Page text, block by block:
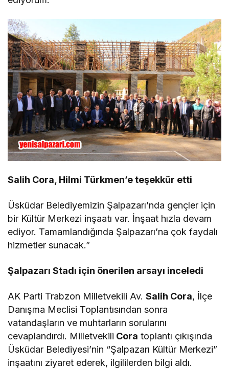
Salih Cora, Hilmi Türkmen’e teşekkür etti
Üsküdar Belediyemizin Şalpazarı’nda gençler için
bir Kültür Merkezi inşaatı var. İnşaat hızla devam
ediyor. Tamamlandığında Şalpazarı’na çok faydalı
hizmetler sunacak.”
Şalpazarı Stadı için önerilen arsayı inceledi
AK Parti Trabzon Milletvekili Av.Salih Cora, İlçe
Danışma Meclisi Toplantısından sonra
vatandaşların ve muhtarların sorularını
cevaplandırdı. Milletvekili Cora toplantı çıkışında
Üsküdar Belediyesi’nin “Şalpazarı Kültür Merkezi”
inşaatını ziyaret ederek, ilgililerden bilgi aldı.